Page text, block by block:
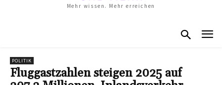
Mehr wissen. Mehr erreichen
POLITIK
Fluggastzahlen steigen 2025 auf